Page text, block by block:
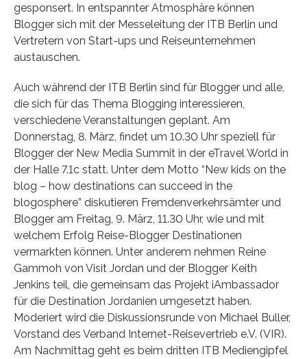
gesponsert. In entspannter Atmosphäre können
Blogger sich mit der Messeleitung der ITB Berlin und
Vertretern von Start-ups und Reiseunternehmen
austauschen.
Auch während der ITB Berlin sind für Blogger und alle,
die sich für das Thema Blogging interessieren,
verschiedene Veranstaltungen geplant. Am
Donnerstag, 8. März, findet um 10.30 Uhr speziell für
Blogger der New Media Summit in der eTravel World in
der Halle 7.1c statt. Unter dem Motto “New kids on the
blog – how destinations can succeed in the
blogosphere” diskutieren Fremdenverkehrsämter und
Blogger am Freitag, 9. März, 11.30 Uhr, wie und mit
welchem Erfolg Reise-Blogger Destinationen
vermarkten können. Unter anderem nehmen Reine
Gammoh von Visit Jordan und der Blogger Keith
Jenkins teil, die gemeinsam das Projekt iAmbassador
für die Destination Jordanien umgesetzt haben.
Moderiert wird die Diskussionsrunde von Michael Buller,
Vorstand des Verband Internet-Reisevertrieb e.V. (VIR).
Am Nachmittag geht es beim dritten ITB Mediengipfel